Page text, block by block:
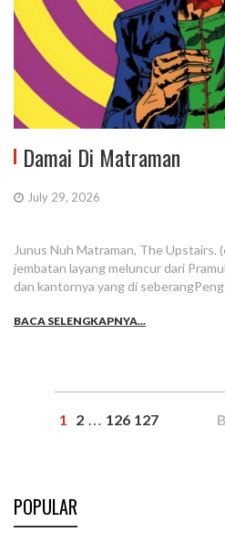
Damai Di Matraman
July 29, 2026
Junus Nuh Matraman, The Upstairs.
jembatan layang meluncur dari
dan kantornya yang di
BACA SELENGKAPNYA...
1 2 … 126 127
POPULAR